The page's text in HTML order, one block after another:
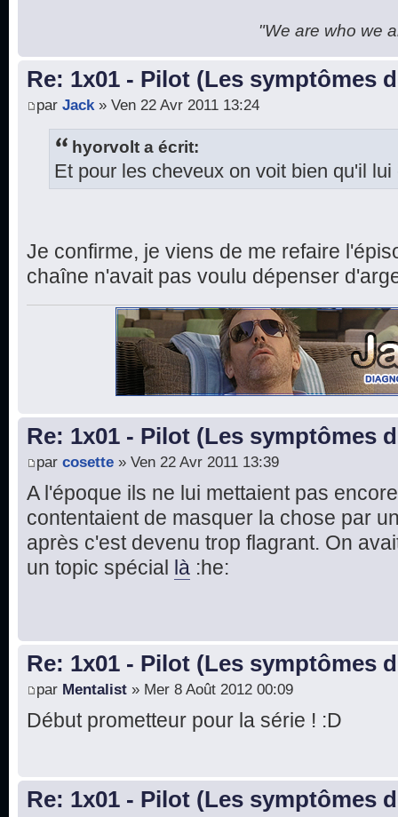
"We are who we
Re: 1x01 - Pilot (Les symptômes
par Jack» Ven 22 Avr 2011 13:24
hyorvolt a écrit:
Et pour les cheveux on voit bien qu'il lui
Je confirme, je viens de me refaire
chaîne n'avait pas voulu dépenser
Re: 1x01 - Pilot (Les symptômes
par cosette » Ven 22 Avr 2011 13:39
A l'époque ils ne lui mettaient pas
contentaient de masquer la chose par
après c'est devenu trop flagrant. On
un topic spécial
là :he:
Re: 1x01 - Pilot (Les symptômes
par Mentalist » Mer 8 Août 2012 00:09
Début prometteur pour la série ! :D
Re: 1x01 - Pilot (Les symptômes